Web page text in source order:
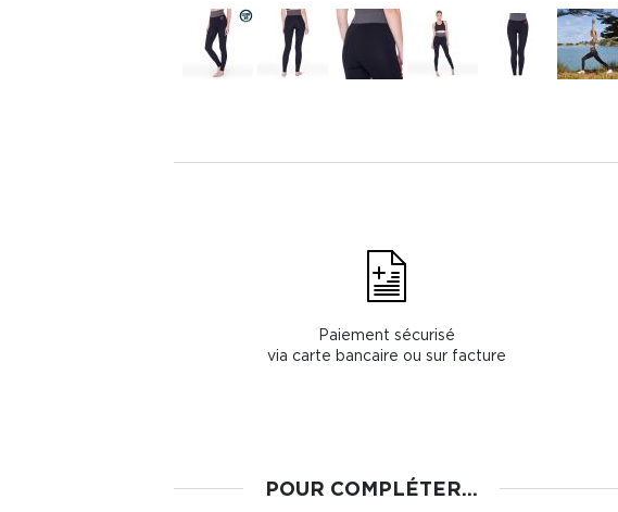
Paiement sécurisé
via carte bancaire ou sur facture
POUR COMPLÉTER...